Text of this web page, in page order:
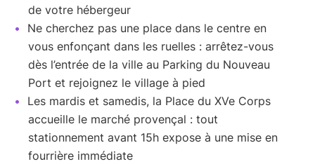
de votre hébergeur
Ne cherchez pas une place dans le centre en
vous enfonçant dans les ruelles : arrêtez-vous
dès l’entrée de la ville au Parking du Nouveau
Port et rejoignez le village à pied
Les mardis et samedis, la Place du XVe Corps
accueille le marché provençal : tout
stationnement avant 15h expose à une mise en
fourrière immédiate